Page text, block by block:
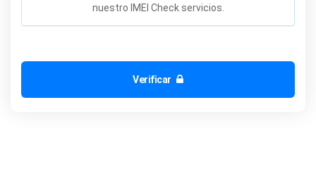
nuestro IMEI Check servicios.
Verificar